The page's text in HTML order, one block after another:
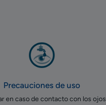
Precauciones de uso
en caso de contacto con los ojos